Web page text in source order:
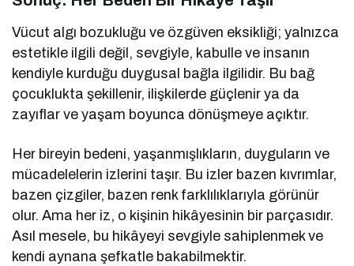
Vücut algı bozukluğu ve özgüven eksikliği; yalnızca
estetikle ilgili değil, sevgiyle, kabulle ve insanın
kendiyle kurduğu duygusal bağla ilgilidir. Bu bağ
çocuklukta şekillenir, ilişkilerde güçlenir ya da
zayıflar ve yaşam boyunca dönüşmeye açıktır.
Her bireyin bedeni, yaşanmışlıkların, duyguların ve
mücadelelerin izlerini taşır. Bu izler bazen kıvrımlar,
bazen çizgiler, bazen renk farklılıklarıyla görünür
olur. Ama her iz, o kişinin hikâyesinin bir parçasıdır.
Asıl mesele, bu hikâyeyi sevgiyle sahiplenmek ve
kendi aynana şefkatle bakabilmektir.